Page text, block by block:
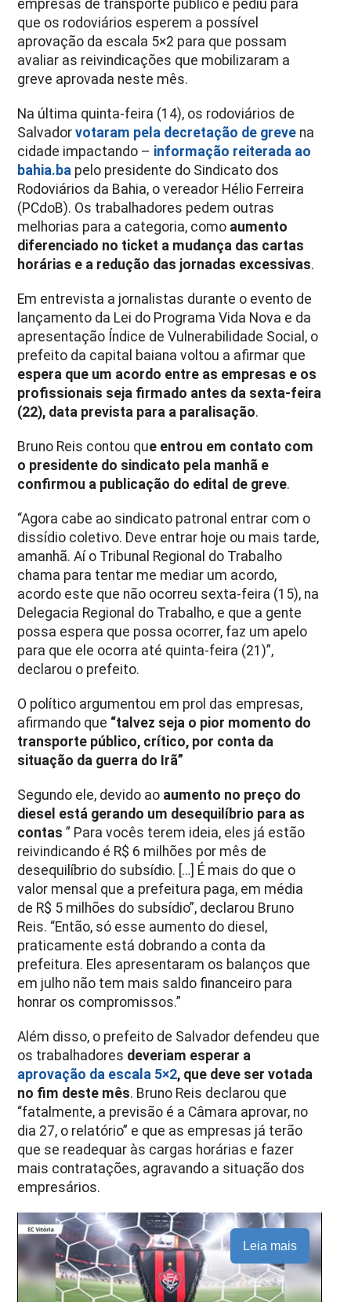
empresas de transporte público e pediu para
que os rodoviários esperem a possível
aprovação da escala 5×2 para que possam
avaliar as reivindicações que mobilizaram a
greve aprovada neste mês.
Na última quinta-feira (14), os rodoviários de
Salvadorvotaram pela decretação de greve na
cidade impactando – informação reiterada ao
bahia.ba pelo presidente do Sindicato dos
Rodoviários da Bahia, o vereador Hélio Ferreira
(PCdoB). Os trabalhadores pedem outras
melhorias para a categoria, como aumento
diferenciado no ticket a mudança das cartas
horárias e a redução das jornadas excessivas.
Em entrevista a jornalistas durante o evento de
lançamento da Lei do Programa Vida Nova e da
apresentação Índice de Vulnerabilidade Social, o
prefeito da capital baiana voltou a afirmar que
espera que um acordo entre as empresas e os
profissionais seja firmado antes da sexta-feira
(22), data prevista para a paralisação.
Bruno Reis contou que entrou em contato com
o presidente do sindicato pela manhã e
confirmou a publicação do edital de greve.
“Agora cabe ao sindicato patronal entrar com o
dissídio coletivo. Deve entrar hoje ou mais tarde,
amanhã. Aí o Tribunal Regional do Trabalho
chama para tentar me mediar um acordo,
acordo este que não ocorreu sexta-feira (15), na
Delegacia Regional do Trabalho, e que a gente
possa espera que possa ocorrer, faz um apelo
para que ele ocorra até quinta-feira (21)”,
declarou o prefeito.
O político argumentou em prol das empresas,
afirmando que “talvez seja o pior momento do
transporte público, crítico, por conta da
situação da guerra do Irã”
Segundo ele, devido ao aumento no preço do
diesel está gerando um desequilíbrio para as
contas ” Para vocês terem ideia, eles já estão
reivindicando é R$ 6 milhões por mês de
desequilíbrio do subsídio. […] É mais do que o
valor mensal que a prefeitura paga, em média
de R$ 5 milhões do subsídio”, declarou Bruno
Reis. “Então, só esse aumento do diesel,
praticamente está dobrando a conta da
prefeitura. Eles apresentaram os balanços que
em julho não tem mais saldo financeiro para
honrar os compromissos.”
Além disso, o prefeito de Salvador defendeu que
os trabalhadores deveriam esperar a
aprovação da escala 5×2, que deve ser votada
no fim deste mês. Bruno Reis declarou que
“fatalmente, a previsão é a Câmara aprovar, no
dia 27, o relatório” e que as empresas já terão
que se readequar às cargas horárias e fazer
mais contratações, agravando a situação dos
empresários.
Leia mais